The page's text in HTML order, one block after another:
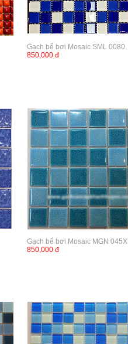
Gạch bể bơi Mosaic SML 0080
850,000 đ
Gạch bể bơi Mosaic MGN 045X
850,000 đ